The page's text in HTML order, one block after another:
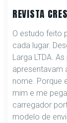
REVISTA
O estudo feito
cada lugar.
Larga LTDA.
apresentavam
nome. Porque
mim e me
carregador
modelo de